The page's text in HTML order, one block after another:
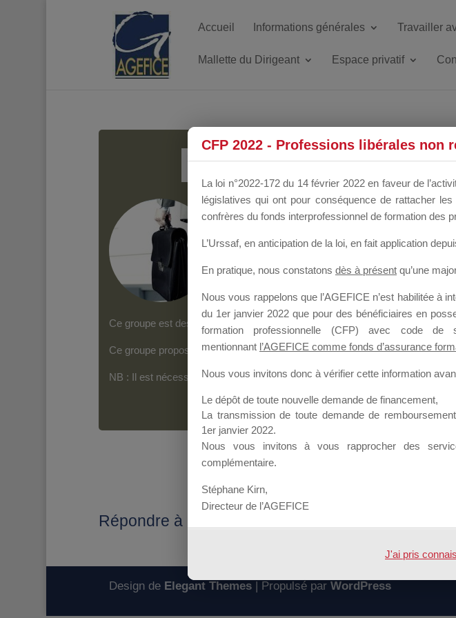
Accueil Informations générales Travailler
Mallette du Dirigeant Espace privatif
MALLETTE
Groupe Public il y a un mois
Ce groupe est destiné aux Organismes de Formation qui souhaitent répondre
Ce groupe propose un forum dédié au support sur lequel il est possible de
NB : Il est nécessaire d’êtreinscrit(e)pour pouvoir rejoindre ce groupe
Répondre à : acte d'engagement
Design de Elegant Themes| Propulsé par WordPress
CFP 2022 - Professions libérales non
La loi n°2022-172 du 14 février 2022 en faveur de
législatives qui ont pour conséquence de rattacher
confrères du fonds interprofessionnel de formation des
L’Urssaf, en anticipation de la loi, en fait application
En pratique, nous constatons dès à présent qu’une
Nous vous rappelons que l’AGEFICE n’est habilitée à
du 1er janvier 2022 que pour des bénéficiaires en
formation professionnelle (CFP) avec code
mentionnant l’AGEFICE comme fonds d’assurance
Nous vous invitons donc à vérifier cette information
Le dépôt de toute nouvelle demande de financement,
La transmission de toute demande de
1er janvier 2022.
Nous vous invitons à vous rapprocher des
complémentaire.
Stéphane Kirn,
Directeur de l’AGEFICE
J'ai pris